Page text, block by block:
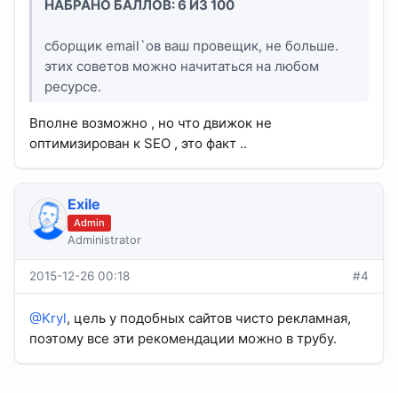
НАБРАНО БАЛЛОВ: 6 ИЗ 100
сборщик email`ов ваш провещик, не больше.
этих советов можно начитаться на любом
ресурсе.
Вполне возможно , но что движок не
оптимизирован к SEO , это факт ..
Exile
Admin
Administrator
2015-12-26 00:18 #4
@Kryl, цель у подобных сайтов чисто рекламная,
поэтому все эти рекомендации можно в трубу.